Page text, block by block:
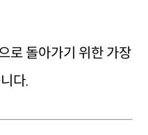
로 돌아가기 위한 가장
다.